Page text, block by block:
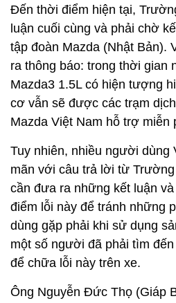
Đến thời điểm hiện tại,
luận cuối cùng và phải chờ
tập đoàn Mazda (Nhật Bản).
ra thông báo: trong thời gian
Mazda3 1.5L có hiện tượng
cơ vẫn sẽ được các trạm
Mazda Việt Nam hỗ trợ miễn
Tuy nhiên, nhiều người dùng
mãn với câu trả lời từ
cần đưa ra những kết luận
điểm lỗi này để tránh những
dùng gặp phải khi sử dụng
một số người đã phải tìm
để chữa lỗi này trên xe.
Ông Nguyễn Đức Thọ (Giáp